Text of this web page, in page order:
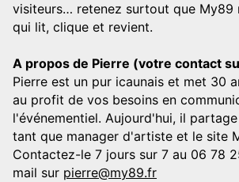
visiteurs… retenez surtout que My89
qui lit, clique et revient.
A propos de Pierre (votre contact
Pierre est un pur icaunais et met 30
au profit de vos besoins en
l'événementiel. Aujourd'hui, il
tant que manager d'artiste et le site
Contactez-le 7 jours sur 7 au 06 78
mail sur pierre@my89.fr